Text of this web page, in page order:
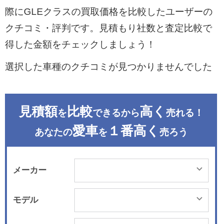
際にGLEクラスの買取価格を比較したユーザーの
クチコミ・評判です。見積もり社数と査定比較で
得した金額をチェックしましょう！
選択した車種のクチコミが見つかりませんでした
見積額を 比較できるから高く 売れる！
あなたの愛車を １番高く 売ろう
メーカー
モデル